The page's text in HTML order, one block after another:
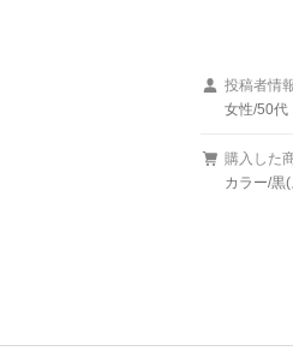
投稿者情
女性/50代
購入した
カラー/黒